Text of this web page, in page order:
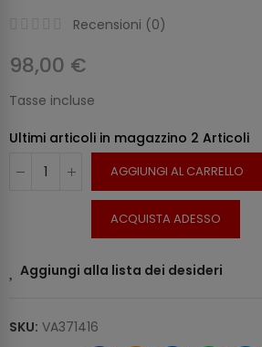
Recensioni (0)
98,00 €
Tasse incluse
Ultimi articoli in magazzino 2 Articoli
AGGIUNGI AL CARRELLO
ACQUISTA ADESSO
Aggiungi alla lista dei desideri
SKU: VA371416